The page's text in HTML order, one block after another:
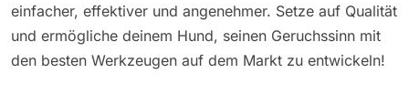
einfacher, effektiver und angenehmer. Setze auf Qualität
und ermögliche deinem Hund, seinen Geruchssinn mit
den besten Werkzeugen auf dem Markt zu entwickeln!